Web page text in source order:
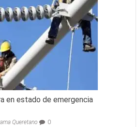
en estado de emergencia
Queretano 0